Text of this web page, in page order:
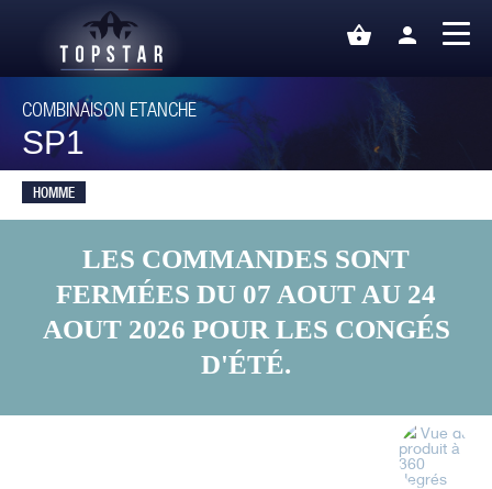
shopping_basket person
COMBINAISON ETANCHE
SP1
HOMME
LES COMMANDES SONT
FERMÉES DU 07 AOUT AU 24
AOUT 2026 POUR LES CONGÉS
D'ÉTÉ.
Vue du
produit à
360
degrés